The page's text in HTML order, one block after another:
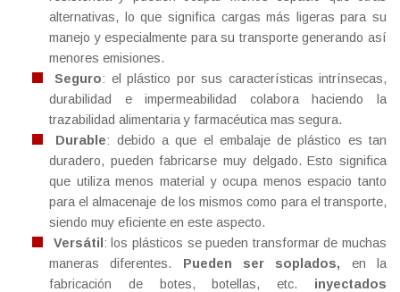
alternativas, lo que significa cargas más ligeras para su
manejo y especialmente para su transporte generando así
menores emisiones.
Seguro: el plástico por sus características intrínsecas,
durabilidad e impermeabilidad colabora haciendo la
trazabilidad alimentaria y farmacéutica mas segura.
Durable: debido a que el embalaje de plástico es tan
duradero, pueden fabricarse muy delgado. Esto significa
que utiliza menos material y ocupa menos espacio tanto
para el almacenaje de los mismos como para el transporte,
siendo muy eficiente en este aspecto.
Versátil: los plásticos se pueden transformar de muchas
maneras diferentes. Pueden ser soplados, en la
fabricación de botes, botellas, etc. inyectados